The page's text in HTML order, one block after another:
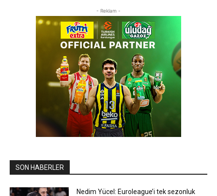
- Reklam -
SON HABERLER
Nedim Yücel: Euroleague’i tek sezonluk